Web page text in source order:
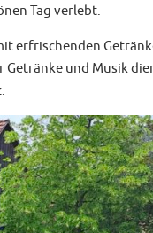
Tag verlebt.
erfrischenden
und Musik
2026